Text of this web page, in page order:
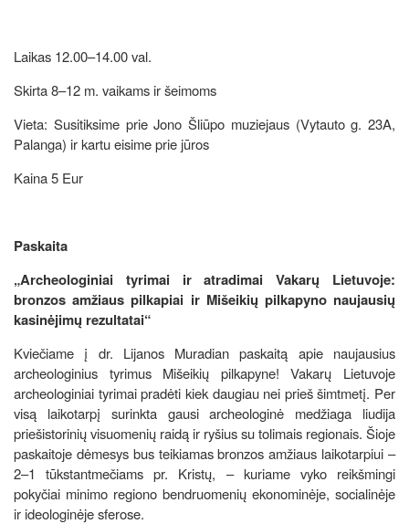
Laikas 12.00–14.00 val.
Skirta 8–12 m. vaikams ir šeimoms
Vieta: Susitiksime prie Jono Šliūpo muziejaus (Vytauto g. 23A,
Palanga) ir kartu eisime prie jūros
Kaina 5 Eur
Paskaita
„Archeologiniai tyrimai ir atradimai Vakarų Lietuvoje:
bronzos amžiaus pilkapiai ir Mišeikių pilkapyno naujausių
kasinėjimų rezultatai“
Kviečiame į dr. Lijanos Muradian paskaitą apie naujausius
archeologinius tyrimus Mišeikių pilkapyne! Vakarų Lietuvoje
archeologiniai tyrimai pradėti kiek daugiau nei prieš šimtmetį. Per
visą laikotarpį surinkta gausi archeologinė medžiaga liudija
priešistorinių visuomenių raidą ir ryšius su tolimais regionais. Šioje
paskaitoje dėmesys bus teikiamas bronzos amžiaus laikotarpiui –
2–1 tūkstantmečiams pr. Kristų, – kuriame vyko reikšmingi
pokyčiai minimo regiono bendruomenių ekonominėje, socialinėje
ir ideologinėje sferose.